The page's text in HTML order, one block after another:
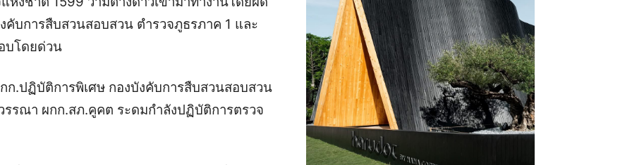
บการสืบสวนสอบสวน ตำรวจภูธรภาค 1 และ
บโดยด่วน
.ปฏิบัติการพิเศษ กองบังคับการสืบสวนสอบสวน
รณา ผกก.สภ.คูคต ระดมกำลังปฏิบัติการตรวจ